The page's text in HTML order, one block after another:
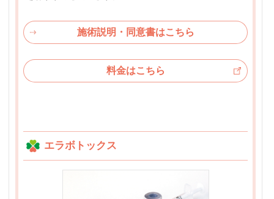
施術説明・同意書はこちら
料金はこちら
エラボトックス